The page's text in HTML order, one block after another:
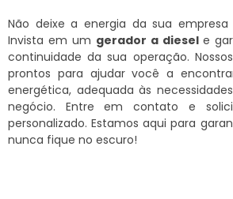
Não deixe a energia da sua
Invista em um gerador a diesele
continuidade da sua operação.
prontos para ajudar você a
energética, adequada às
negócio. Entre em contato e
personalizado. Estamos aqui para
nunca fique no escuro!